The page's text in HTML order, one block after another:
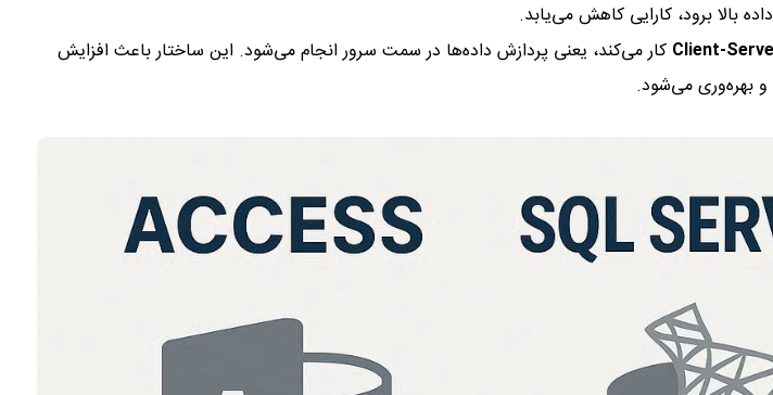
بالا برود، کارایی کاهش می‌یابد.
Client- کار می‌کند، یعنی پردازش داده‌ها در سمت سرور انجام می‌شود. این ساختار باعث افزایش
بهره‌وری می‌شود.